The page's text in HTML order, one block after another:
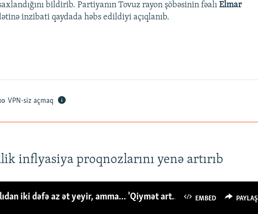
bildirib. Partiyanın Tovuz rayon şöbəsinin fəalı Elmar
inzibati qaydada həbs edildiyi açıqlanıb.
VPN-siz açmaq
inflyasiya proqnozlarını yenə artırıb
EMBED PAYLAŞ
Azərbaycanlı avropalıdan iki dəfə az ət yeyir, amma... 'Qiymət artımı qaçılmazdır'